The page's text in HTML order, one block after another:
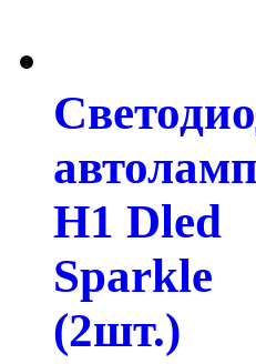
H1 Dled
Sparkle
(2шт.)